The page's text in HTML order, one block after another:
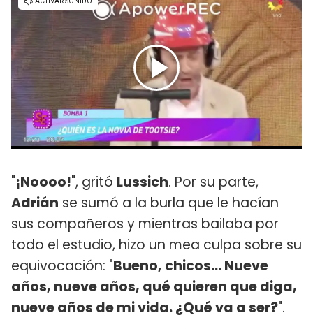
"¡Noooo!", gritó Lussich. Por su parte,
Adrián se sumó a la burla que le hacían
sus compañeros y mientras bailaba por
todo el estudio, hizo un mea culpa sobre su
equivocación: "Bueno, chicos... Nueve
años, nueve años, qué quieren que diga,
nueve años de mi vida. ¿Qué va a ser?".